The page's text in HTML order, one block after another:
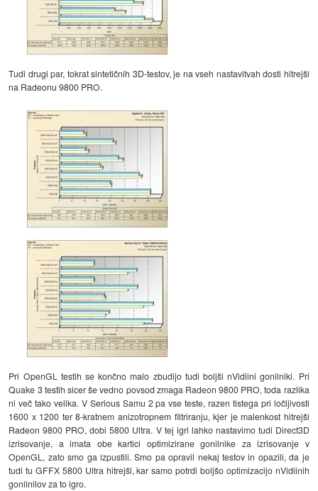
Tudi drugi par, tokrat sintetičnih 3D-testov, je na vseh nastavitvah dosti hitrejši
na Radeonu 9800 PRO.
Pri OpenGL testih se končno malo zbudijo tudi boljši nVidiini gonilniki. Pri
Quake 3 testih sicer še vedno povsod zmaga Radeon 9800 PRO, toda razlika
ni več tako velika. V Serious Samu 2 pa vse teste, razen tistega pri ločljivosti
1600 x 1200 ter 8-kratnem anizotropnem filtriranju, kjer je malenkost hitrejši
Radeon 9800 PRO, dobi 5800 Ultra. V tej igri lahko nastavimo tudi Direct3D
izrisovanje, a imata obe kartici optimizirane gonilnike za izrisovanje v
OpenGL, zato smo ga izpustili. Smo pa opravil nekaj testov in opazili, da je
tudi tu GFFX 5800 Ultra hitrejši, kar samo potrdi boljšo optimizacijo nVidiinih
gonilnilov za to igro.